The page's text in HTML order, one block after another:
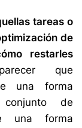
tareas o
de
restarles
que
una forma
de
una forma